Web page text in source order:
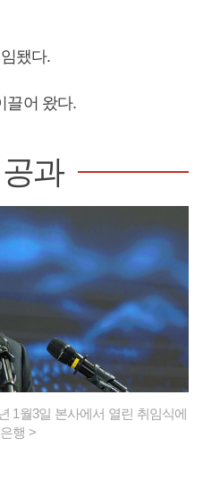
됐다.
끌어 왔다.
과
1월3일 본사에서 열린 취임식에
행 >